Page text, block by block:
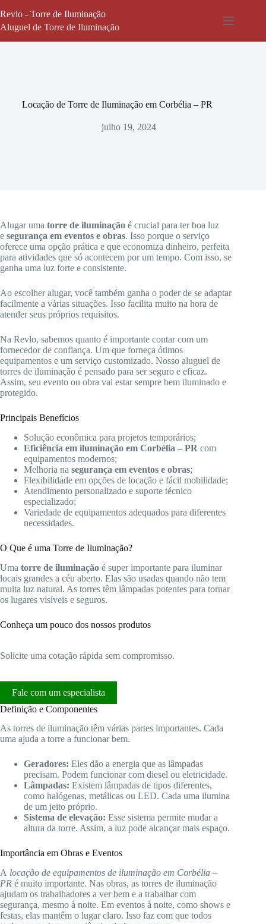
para
o
Revlo - Torre de Iluminação
Aluguel de Torre de Iluminação
Locação de Torre de Iluminação em Corbélia – PR
julho 19, 2024
Alugar uma torre de iluminação é crucial para ter boa luz
e segurança em eventos e obras. Isso porque o serviço
oferece uma opção prática e que economiza dinheiro, perfeita
para atividades que só acontecem por um tempo. Com isso, se
ganha uma luz forte e consistente.
Ao escolher alugar, você também ganha o poder de se adaptar
facilmente a várias situações. Isso facilita muito na hora de
atender seus próprios requisitos.
Na Revlo, sabemos quanto é importante contar com um
fornecedor de confiança. Um que forneça ótimos
equipamentos e um serviço customizado. Nosso aluguel de
torres de iluminação é pensado para ser seguro e eficaz.
Assim, seu evento ou obra vai estar sempre bem iluminado e
protegido.
Principais Benefícios
Solução econômica para projetos temporários;
Eficiência em iluminação em Corbélia – PR com
equipamentos modernos;
Melhoria na segurança em eventos e obras;
Flexibilidade em opções de locação e fácil mobilidade;
Atendimento personalizado e suporte técnico
especializado;
Variedade de equipamentos adequados para diferentes
necessidades.
O Que é uma Torre de Iluminação?
Uma torre de iluminação é super importante para iluminar
locais grandes a céu aberto. Elas são usadas quando não tem
muita luz natural. As torres têm lâmpadas potentes para tornar
os lugares visíveis e seguros.
Conheça um pouco dos nossos produtos
Solicite uma cotação rápida sem compromisso.
Fale com um especialista
Definição e Componentes
As torres de iluminação têm várias partes importantes. Cada
uma ajuda a torre a funcionar bem.
Geradores: Eles dão a energia que as lâmpadas
precisam. Podem funcionar com diesel ou eletricidade.
Lâmpadas: Existem lâmpadas de tipos diferentes,
como halógenas, metálicas ou LED. Cada uma ilumina
de um jeito próprio.
Sistema de elevação: Esse sistema permite mudar a
altura da torre. Assim, a luz pode alcançar mais espaço.
Importância em Obras e Eventos
A locação de equipamentos de iluminação em Corbélia –
PR é muito importante. Nas obras, as torres de iluminação
ajudam os trabalhadores a ver bem e a trabalhar com
segurança, mesmo à noite. Em eventos à noite, como shows e
festas, elas mantêm o lugar claro. Isso faz com que todos